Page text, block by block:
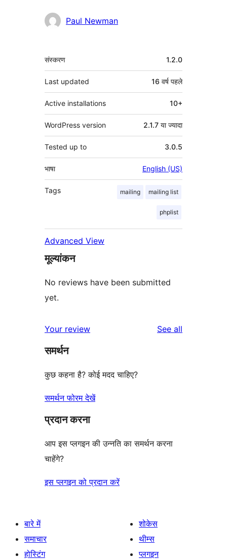
Paul Newman
मेटा
संस्करण 1.2.0
Last updated 16 वर्ष पहले
Active installations 10+
WordPress version 2.1.7 या ज्यादा
Tested up to 3.0.5
भाषा English (US)
Tags mailing mailing list
phplist
Advanced View
मूल्यांकन
No reviews have been submitted
yet.
Your review See all
समर्थन
कुछ कहना है? कोई मदद चाहिए?
समर्थन फोरम देखें
प्रदान करना
आप इस प्लगइन की उन्नति का समर्थन करना
चाहेंगे?
इस प्लगइन को प्रदान करें
बारे में
समाचार
होस्टिंग
शोकेस
थीम्स
प्लगइन